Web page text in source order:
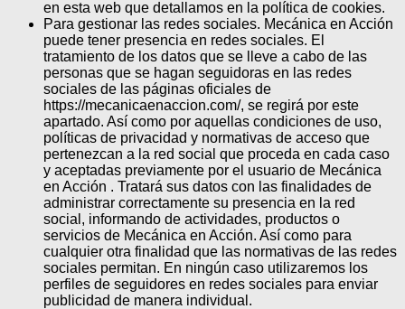
en esta web que detallamos en la política de cookies.
Para gestionar las redes sociales. Mecánica en Acción
puede tener presencia en redes sociales. El
tratamiento de los datos que se lleve a cabo de las
personas que se hagan seguidoras en las redes
sociales de las páginas oficiales de
https://mecanicaenaccion.com/, se regirá por este
apartado. Así como por aquellas condiciones de uso,
políticas de privacidad y normativas de acceso que
pertenezcan a la red social que proceda en cada caso
y aceptadas previamente por el usuario de Mecánica
en Acción . Tratará sus datos con las finalidades de
administrar correctamente su presencia en la red
social, informando de actividades, productos o
servicios de Mecánica en Acción. Así como para
cualquier otra finalidad que las normativas de las redes
sociales permitan. En ningún caso utilizaremos los
perfiles de seguidores en redes sociales para enviar
publicidad de manera individual.